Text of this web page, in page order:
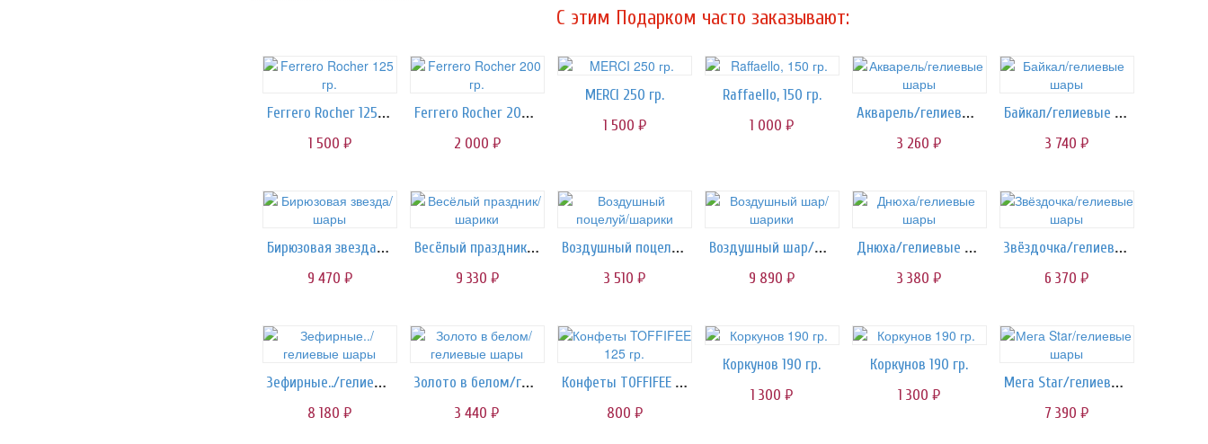
C этим Подарком часто заказывают:
Ferrero Rocher 125 гр.
1 500 руб.
Ferrero Rocher 200 гр.
2 000 руб.
MERCI 250 гр.
1 500 руб.
Raffaello, 150 гр.
1 000 руб.
Акварель/гелиевые шары
3 260 руб.
Байкал/гелиевые шары
3 740 руб.
Бирюзовая звезда/шары
9 470 руб.
Весёлый праздник/шарики
9 330 руб.
Воздушный поцелуй/шарики
3 510 руб.
Воздушный шар/шарики
9 890 руб.
Днюха/гелиевые шары
3 380 руб.
Звёздочка/гелиевые шары
6 370 руб.
Зефирные../гелиевые шары
8 180 руб.
Золото в белом/гелиевые шары
3 440 руб.
Конфеты TOFFIFEE 125 гр.
800 руб.
Коркунов 190 гр.
1 300 руб.
Коркунов 190 гр.
1 300 руб.
Мега Star/гелиевые шары
7 390 руб.